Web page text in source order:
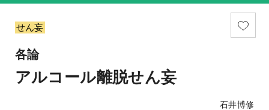
せん妄
各論
アルコール離脱せん妄
石井博修